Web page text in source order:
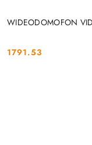
WIDEODOMOFON
Cena:
1791.53